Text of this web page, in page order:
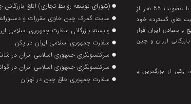
شورای بازرگانی ایران و چین که در بدو امر با عضويت 65 نفر از
های گسترده خود
و معادن ايران قرار
ايران و چين
با بيش از ۷۰۰۰ عضو، يکی از بزرگترين و
(شورای توسعه روابط تجاری) اتاق بازرگانی
سایت گمرک چین حاوی مقررات و
وابسته بازرگانی سفارت جمهوری اسلامی
سفارت جمهوری اسلامی ایران در پکن
سرکنسولگری جمهوری اسلامی ایران در
سرکنسولگری جمهوری اسلامی ایران در
سفارت جمهوری خلق چین در تهران